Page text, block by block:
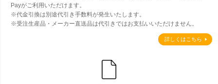
Payがご利用いただけます。
※代金引換は別途代引き手数料が発生いたします。
※受注生産品・メーカー直送品は代引きではお支払いいただけません。
詳しくはこちら